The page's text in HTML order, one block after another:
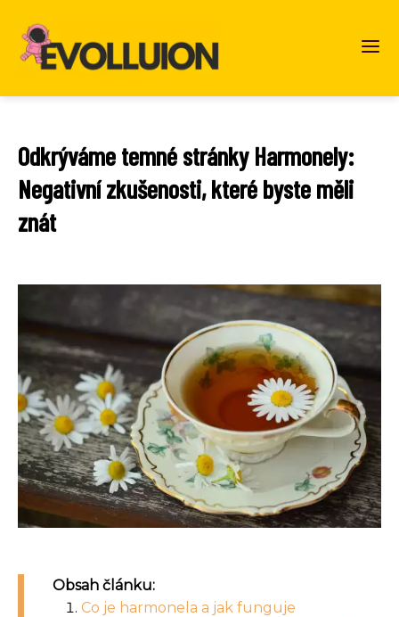
Odkrýváme temné stránky Harmonely:
Negativní zkušenosti, které byste měli
znát
Obsah článku:
Co je harmonela a jak funguje